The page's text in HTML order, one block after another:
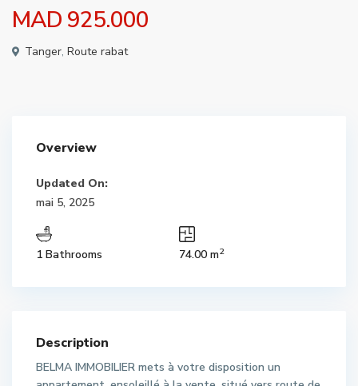
MAD 925.000
Tanger, Route rabat
Overview
Updated On:
mai 5, 2025
1 Bathrooms 74.00 m2
Description
BELMA IMMOBILIER mets à votre disposition un